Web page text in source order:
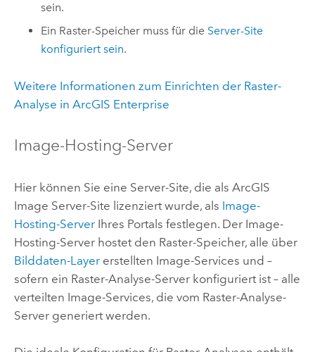
sein.
Ein Raster-Speicher muss für die Server-Site
konfiguriert sein.
Weitere Informationen zum Einrichten der Raster-
Analyse in ArcGIS Enterprise
Image-Hosting-Server
Hier können Sie eine Server-Site, die als ArcGIS
Image Server-Site lizenziert wurde, als Image-
Hosting-ServerIhres Portals festlegen. Der Image-
Hosting-Server hostet den Raster-Speicher, alle über
Bilddaten-Layererstellten Image-Services und –
sofern ein Raster-Analyse-Server konfiguriert ist – alle
verteilten Image-Services, die vom Raster-Analyse-
Server generiert werden.